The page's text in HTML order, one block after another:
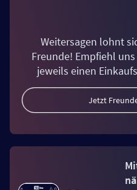
Weitersagen lohnt
Freunde! Empfiehl
jeweils einen
Jetzt